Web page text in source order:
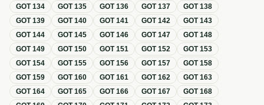
GOT134 GOT135 GOT136 GOT137 GOT138
GOT139 GOT140 GOT141 GOT142 GOT143
GOT144 GOT145 GOT146 GOT147 GOT148
GOT149 GOT150 GOT151 GOT152 GOT153
GOT154 GOT155 GOT156 GOT157 GOT158
GOT159 GOT160 GOT161 GOT162 GOT163
GOT164 GOT165 GOT166 GOT167 GOT168